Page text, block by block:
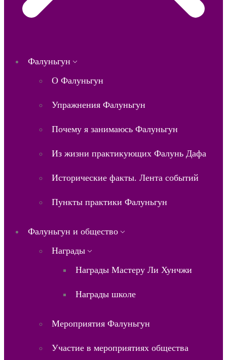
Фалуньгун
О Фалуньгун
Упражнения Фалуньгун
Почему я занимаюсь Фалуньгун
Из жизни практикующих Фалунь Дафа
Исторические факты. Лента событий
Пункты практики Фалуньгун
Фалуньгун и общество
Награды
Награды Мастеру Ли Хунчжи
Награды школе
Мероприятия Фалуньгун
Участие в мероприятиях общества